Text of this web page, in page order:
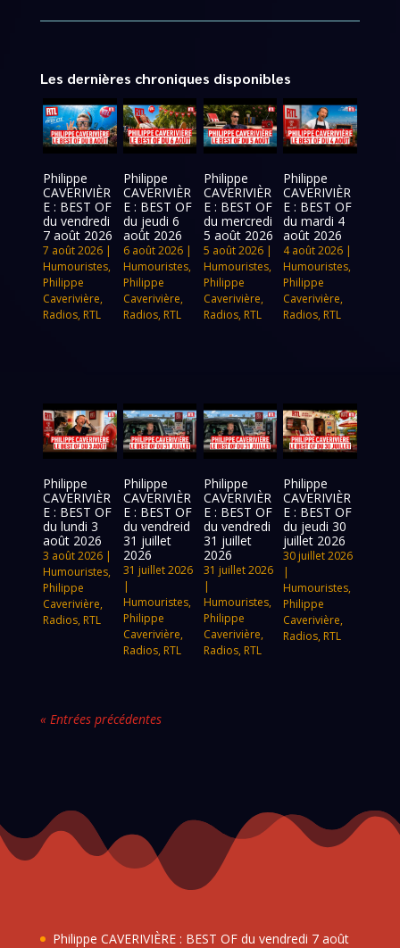
Les dernières chroniques disponibles
Philippe
CAVERIVIÈR
E : BEST OF
du vendredi
7 août 2026
7 août 2026 |
Humouristes,
Philippe
Caverivière,
Radios, RTL
Philippe
CAVERIVIÈR
E : BEST OF
du jeudi 6
août 2026
6 août 2026|
Humouristes,
Philippe
Caverivière,
Radios, RTL
Philippe
CAVERIVIÈR
E : BEST OF
du mercredi
5 août 2026
5 août 2026|
Humouristes,
Philippe
Caverivière,
Radios, RTL
Philippe
CAVERIVIÈR
E : BEST OF
du mardi 4
août 2026
4 août 2026 |
Humouristes,
Philippe
Caverivière,
Radios, RTL
Philippe
CAVERIVIÈR
E : BEST OF
du lundi 3
août 2026
3 août 2026 |
Humouristes,
Philippe
Caverivière,
Radios, RTL
Philippe
CAVERIVIÈR
E : BEST OF
du vendreid
31 juillet
2026
31 juillet 2026
|
Humouristes,
Philippe
Caverivière,
Radios, RTL
Philippe
CAVERIVIÈR
E : BEST OF
du vendredi
31 juillet
2026
31 juillet 2026
|
Humouristes,
Philippe
Caverivière,
Radios, RTL
Philippe
CAVERIVIÈR
E : BEST OF
du jeudi 30
juillet 2026
30 juillet 2026
|
Humouristes,
Philippe
Caverivière,
Radios, RTL
« Entrées précédentes
Philippe CAVERIVIÈRE : BEST OF du vendredi 7 août